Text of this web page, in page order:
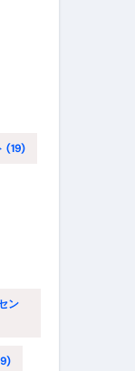
(19)
ン